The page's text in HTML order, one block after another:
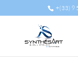
+(33) 9